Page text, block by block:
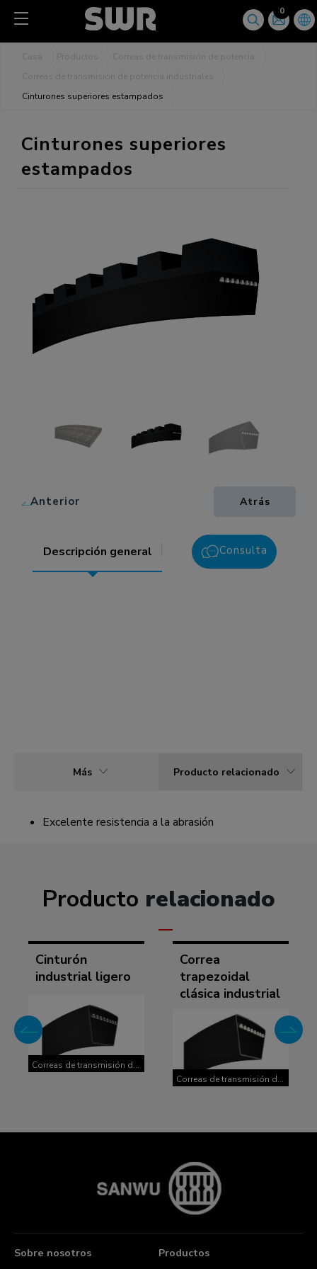
0
Casa Productos
Correas de transmisión de potencia
Correas de transmisión de potencia industriales
Cinturones superiores estampados
Cinturones superiores
estampados
Descripción general Consulta
Más Producto relacionado
Anterior Atrás
Excelente resistencia a la abrasión
Producto relacionado
Cinturón
industrial ligero
Correas de transmisión de
Correa
trapezoidal
clásica industrial
Correas de transmisión de
Sobre nosotros Productos
Panel de gestión de cookies